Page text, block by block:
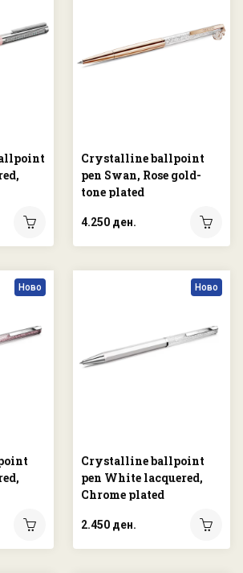
Crystalline ballpoint
pen Swan, Rose gold-
tone plated
4.250 ден.
Ново Ново
Crystalline ballpoint
pen White lacquered,
Chrome plated
2.450 ден.